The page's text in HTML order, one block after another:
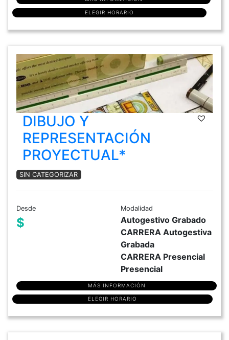
ELEGIR HORARIO
DIBUJO Y
REPRESENTACIÓN
PROYECTUAL*
SIN CATEGORIZAR
Desde
$
Modalidad
Autogestivo Grabado
CARRERA Autogestiva
Grabada
CARRERA Presencial
Presencial
MÁS INFORMACIÓN
ELEGIR HORARIO